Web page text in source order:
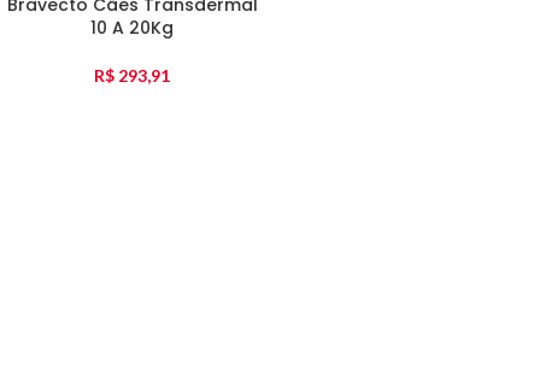
Bravecto Cães Transdermal
10 A 20Kg
R$ 293,91